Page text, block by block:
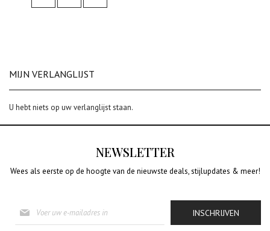
MIJN VERLANGLIJST
U hebt niets op uw verlanglijst staan.
NEWSLETTER
Wees als eerste op de hoogte van de nieuwste deals, stijlupdates & meer!
u
op
INSCHRIJVEN